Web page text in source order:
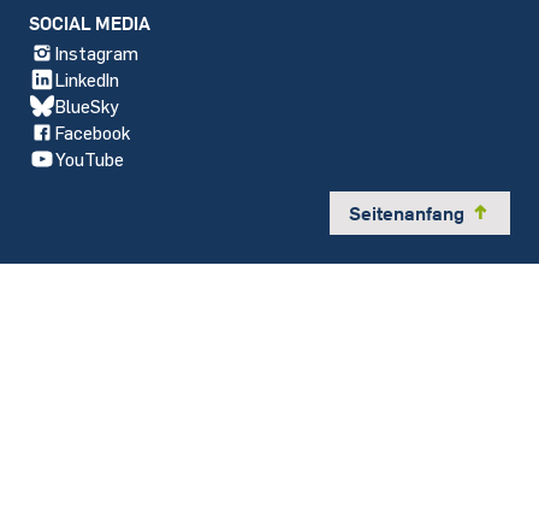
SOCIAL MEDIA
Instagram
LinkedIn
BlueSky
Facebook
YouTube
Seitenanfang y